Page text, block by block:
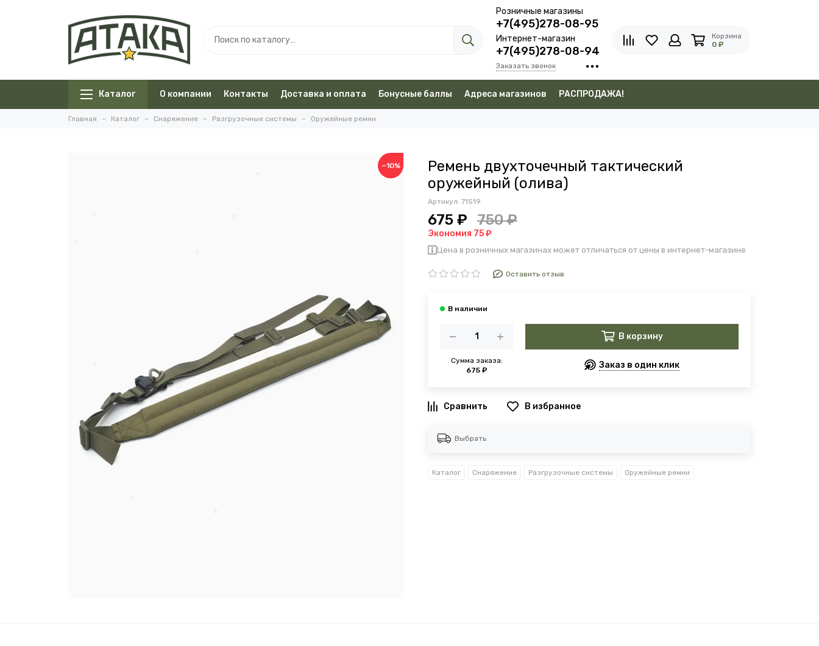
Розничные магазины
+7(495)278-08-95
Интернет-магазин
+7(495)278-08-94
Заказать звонок
Корзина
0 ₽
Каталог О компании Контакты Доставка и оплата Бонусные баллы Адреса магазинов РАСПРОДАЖА!
Главная Каталог Снаряжение Разгрузочные системы Оружейные ремни
−10%
Ремень двухточечный тактический
оружейный (олива)
Артикул: 71519
675 ₽ 750 ₽
Экономия 75 ₽
Цена в розничных магазинах может отличаться от цены в интернет-магазине
Оставить отзыв
Сумма заказа:
675 ₽
В корзину
Заказ в один клик
В избранное
Выбрать
Каталог Снаряжение Разгрузочные системы Оружейные ремни